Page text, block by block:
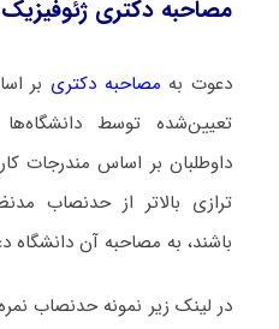
مصاحبه دکتری
دعوت به مصاحبه دکتری بر
تعیین‌شده توسط
داوطلبان بر اساس مندرجات
ترازی بالاتر از حدنصاب
باشند، به مصاحبه آن
در لینک زیر نمونه حدنصاب